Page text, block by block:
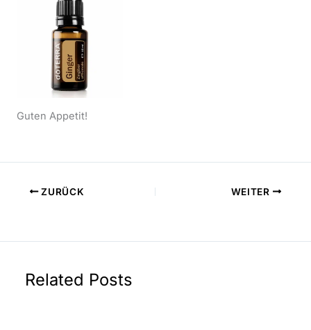
Guten Appetit!
ZURÜCK WEITER
Related Posts